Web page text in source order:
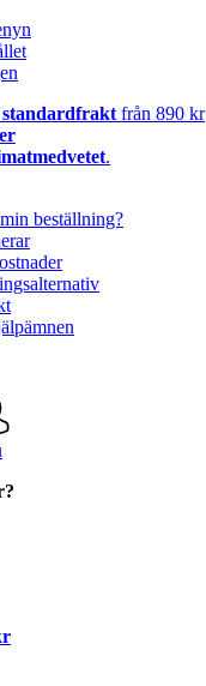
från 890 kr
.
beställning?